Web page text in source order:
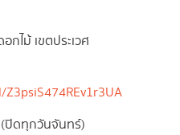
ไม้ เขตประเวศ
(ปิดทุกวันจันทร์)